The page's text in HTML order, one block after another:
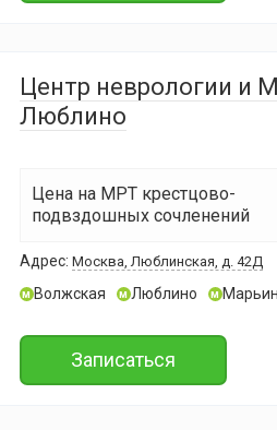
Центр неврологии и
Люблино
Цена на МРТ крестцово-
подвздошных сочленений
Адрес: Москва, Люблинская, д. 42Д
м Волжская м Люблино м
Записаться